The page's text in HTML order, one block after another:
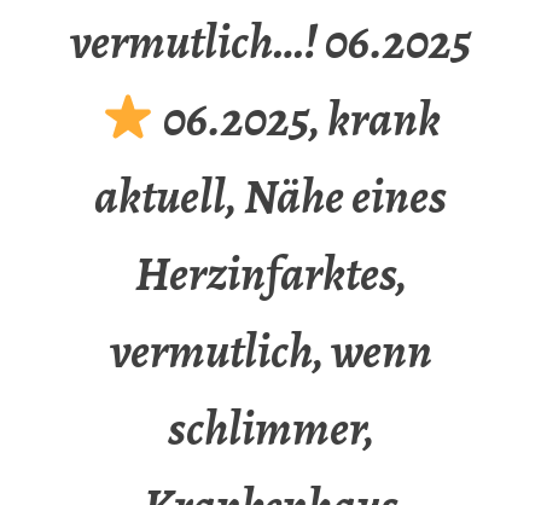
vermutlich…! 06.2025
06.2025, krank
aktuell, Nähe eines
Herzinfarktes,
vermutlich, wenn
schlimmer,